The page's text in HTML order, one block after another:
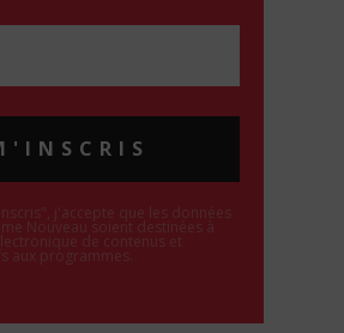
j'accepte que les données
Nouveau soient destinées à
de contenus et
aux programmes.